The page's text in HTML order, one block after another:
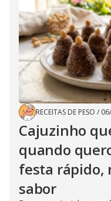
RECEITAS DE PESO /
Cajuzinho
quando
festa rápido,
sabor